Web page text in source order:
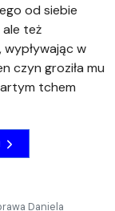
od siebie
ale też
wypływając w
czyn groziła mu
tchem
Daniela